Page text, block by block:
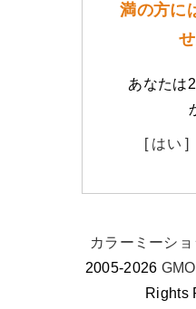
満の方に
せ
あなたは
[ はい ]
カラーミーシ
2005-2026
Rights